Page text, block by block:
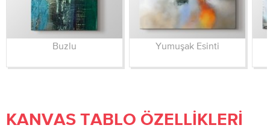
Buzlu Yumuşak Esinti
KANVAS TABLO ÖZELLIKLERI